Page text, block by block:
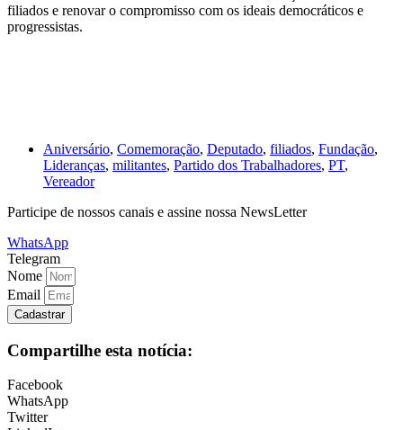
filiados e renovar o compromisso com os ideais democráticos e
progressistas.
Aniversário, Comemoração, Deputado, filiados, Fundação,
Lideranças, militantes, Partido dos Trabalhadores, PT,
Vereador
Participe de nossos canais e assine nossa NewsLetter
WhatsApp
Telegram
Nome
Email
Cadastrar
Compartilhe esta notícia:
Facebook
WhatsApp
Twitter